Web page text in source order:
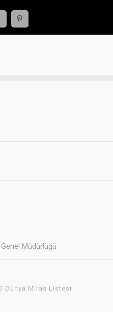
Genel Müdürlüğü
Dünya Miras Listesi